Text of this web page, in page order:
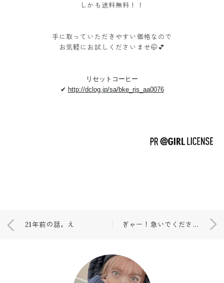
しかも送料無料！！
手に取っていただきやすい価格なので
お気軽にお試しくださいませ🤭💕
リセットコーヒー
✔︎ http://dclog.jp/sa/bke_ris_aa0076
21年前の話。え ぎゃー！急いでください〜😭